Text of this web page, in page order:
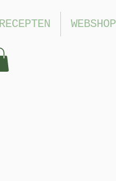
RECEPTEN WEBSHOP